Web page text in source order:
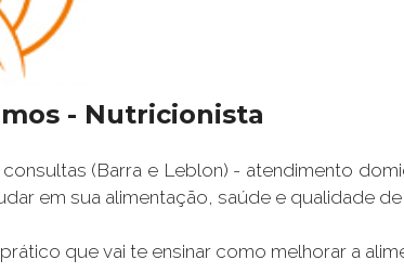
- Nutricionista
consultas (Barra e Leblon) - atendimento
em sua alimentação, saúde e qualidade de
que vai te ensinar como melhorar a